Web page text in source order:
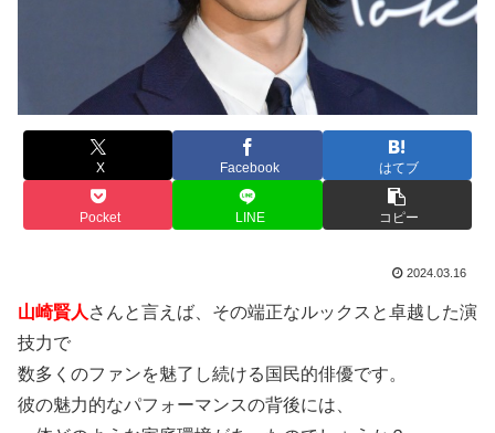
X Facebook はてブ
Pocket LINE コピー
2024.03.16
山崎賢人 さんと言えば、その端正なルックスと卓越した演
技力で
数多くのファンを魅了し続ける国民的俳優です。
彼の魅力的なパフォーマンスの背後には、